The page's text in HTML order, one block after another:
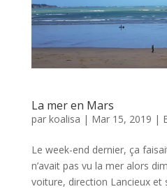
La mer en Mars
par koalisa | Mar 15, 2019 |
Le week-end dernier, ça
n’avait pas vu la mer alors
voiture, direction Lancieux et